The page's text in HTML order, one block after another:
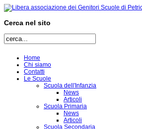
Cerca nel sito
Home
Chi siamo
Contatti
Le Scuole
Scuola dell'Infanzia
News
Articoli
Scuola Primaria
News
Articoli
Scuola Secondaria